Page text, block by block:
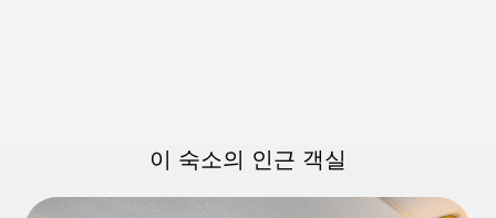
이 숙소의 인근 객실